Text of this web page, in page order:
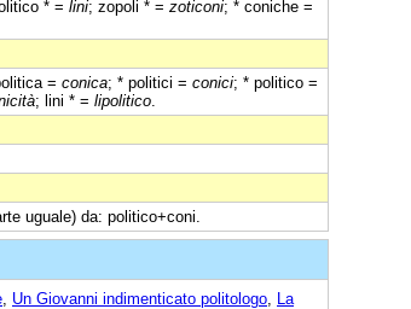
* = lini; zopoli * = zoticoni; * coniche =
= conica; * politici = conici; * politico =
; lini * = lipolitico
uguale) da: politico+coni.
Un Giovanni indimenticato politologo La